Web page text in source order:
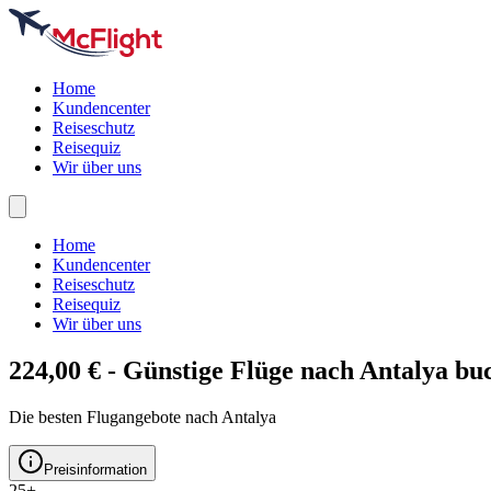
Home
Kundencenter
Reiseschutz
Reisequiz
Wir über uns
Home
Kundencenter
Reiseschutz
Reisequiz
Wir über uns
224,00 € - Günstige Flüge nach Antalya
Die besten Flugangebote nach Antalya
Preisinformation